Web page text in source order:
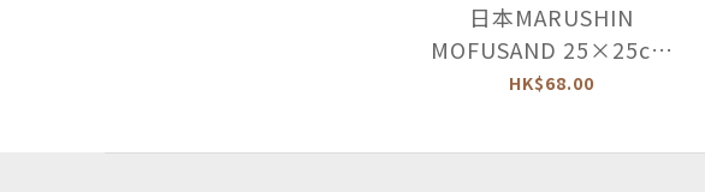
日本MARUSHIN
MOFUSAND 25×25cm
小方巾 -892116
HK$68.00